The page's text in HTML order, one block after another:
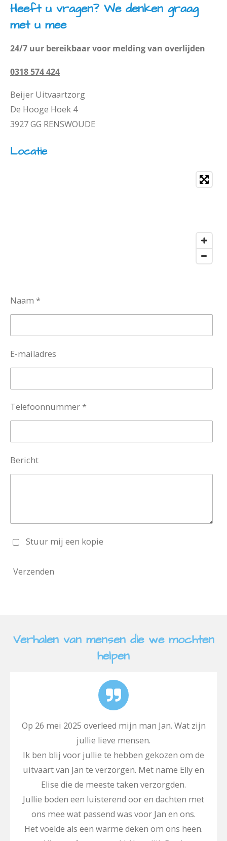
Heeft u vragen? We denken graag
met u mee
24/7 uur bereikbaar voor melding van overlijden
0318 574 424
Beijer Uitvaartzorg
De Hooge Hoek 4
3927 GG RENSWOUDE
Locatie
Naam *
E-mailadres
Telefoonnummer *
Bericht
Stuur mij een kopie
Verzenden
Verhalen van mensen die we mochten
helpen
Op 26 mei 2025 overleed mijn man Jan. Wat zijn
jullie lieve mensen.
Ik ben blij voor jullie te hebben gekozen om de
uitvaart van Jan te verzorgen. Met name Elly en
Elise die de meeste taken verzorgden.
Jullie boden een luisterend oor en dachten met
ons mee wat passend was voor Jan en ons.
Het voelde als een warme deken om ons heen.